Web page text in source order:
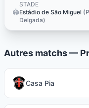
🏟️
STADE
Estádio de São Miguel
Delgada)
Autres matchs —
Casa Pia